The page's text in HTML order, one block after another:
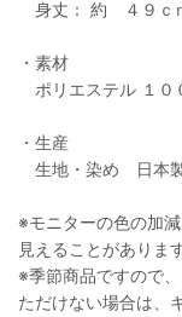
身丈： 約 ４９ｃ
・素材
ポリエステル １０
・生産
生地・染め 日本製
※モニターの色の加
見えることがあります
※季節商品ですので
ただけない場合は、